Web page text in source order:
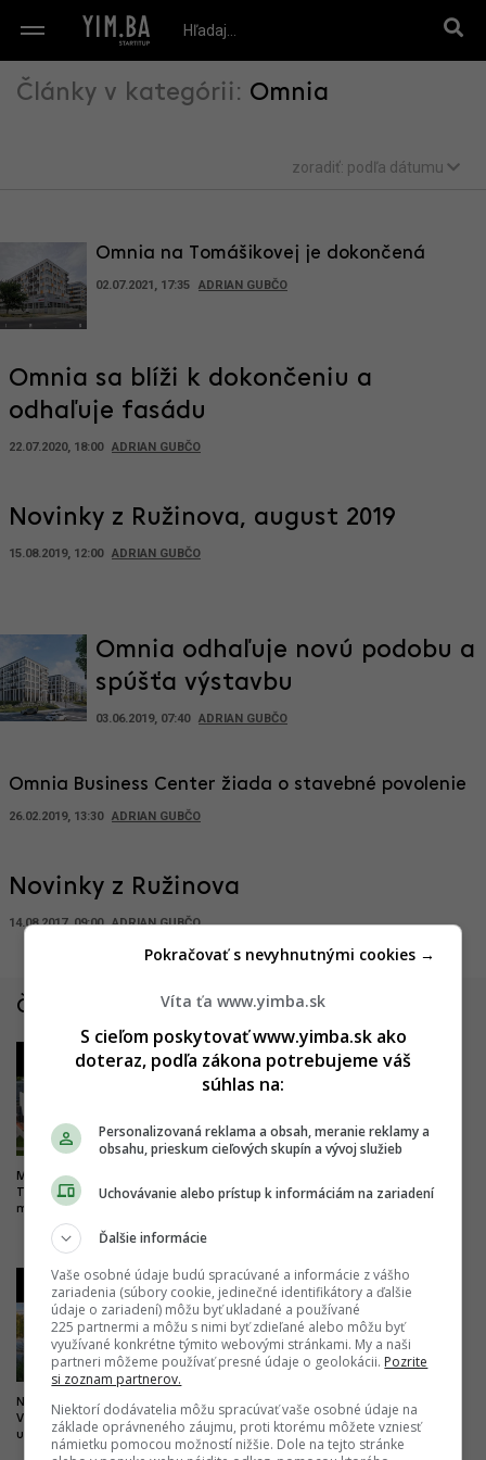
Články v kategórii: Omnia
zoradiť: podľa dátumu
Omnia na Tomášikovej je dokončená
02.07.2021, 17:35 ADRIAN GUBČO
Omnia sa blíži k dokončeniu a
odhaľuje fasádu
22.07.2020, 18:00 ADRIAN GUBČO
Novinky z Ružinova, august 2019
15.08.2019, 12:00 ADRIAN GUBČO
Omnia odhaľuje novú podobu a
spúšťa výstavbu
03.06.2019, 07:40 ADRIAN GUBČO
Omnia Business Center žiada o stavebné povolenie
26.02.2019, 13:30 ADRIAN GUBČO
Novinky z Ružinova
14.08.2017, 09:00 ADRIAN GUBČO
Články zo Slovenska
Milióny do vyššieho vzdelania.
Trenčín chce byť univerzitným
mestom, buduje nový kampus
2
železničnú dopravu. Trať z
Nová pýcha mesta kultúry.
Výnimočný park čoskoro doplní
unikátny most
4
Dobré správy z najväčších
nemocníc. Výstavba veľkých
projektov napreduje, hlásia
dôležité míľniky
Víta ťa www.yimba.sk
S cieľom poskytovať www.yimba.sk ako
doteraz, podľa zákona potrebujeme váš
súhlas na:
Personalizovaná reklama a obsah, meranie reklamy a
obsahu, prieskum cieľových skupín a vývoj služieb
Uchovávanie alebo prístup k informáciám na zariadení
Ďalšie informácie
Vaše osobné údaje budú spracúvané a informácie z vášho
zariadenia (súbory cookie, jedinečné identifikátory a ďalšie
údaje o zariadení) môžu byť ukladané a používané
225 partnermi a môžu s nimi byť zdieľané alebo môžu byť
využívané konkrétne týmito webovými stránkami. My a naši
partneri môžeme používať presné údaje o geolokácii. Pozrite
si zoznam partnerov.
Niektorí dodávatelia môžu spracúvať vaše osobné údaje na
základe oprávneného záujmu, proti ktorému môžete vzniesť
námietku pomocou možností nižšie. Dole na tejto stránke
Pokračovať s nevyhnutnými cookies →